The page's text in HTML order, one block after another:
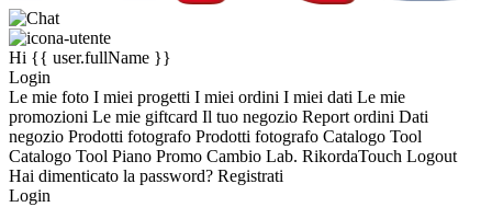
Hi {{ user.fullName }}
Login
Le mie foto I miei progetti I miei ordini I miei dati Le mie
promozioni Le mie giftcard Il tuo negozio Report ordini Dati
negozio Prodotti fotografo Prodotti fotografo Catalogo Tool
Catalogo Tool Piano Promo Cambio Lab. RikordaTouch Logout
Hai dimenticato la password? Registrati
Login